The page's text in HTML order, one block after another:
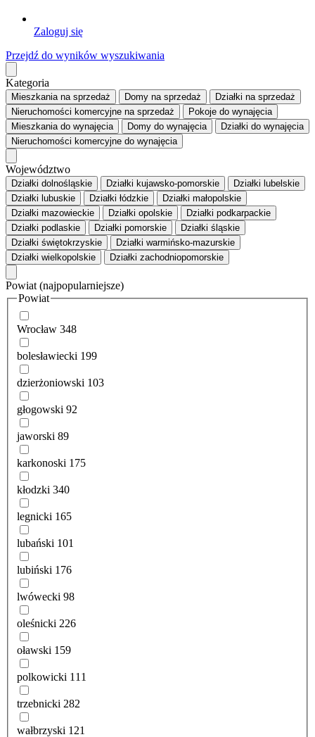
Zaloguj się
Przejdź do wyników wyszukiwania
Kategoria
Mieszkaniana sprzedaż Domy na sprzedaż Działki na sprzedaż
Nieruchomości komercyjne na sprzedaż Pokoje do wynajęcia
Mieszkaniado wynajęcia Domy do wynajęcia Działki do wynajęcia
Nieruchomości komercyjne do wynajęcia
Województwo
Działki dolnośląskie Działki kujawsko-pomorskie
Działki lubelskie
Działki lubuskie
Działki łódzkie
Działki małopolskie
Działki mazowieckie
Działki opolskie
Działki podkarpackie
Działki podlaskie
Działki pomorskie
Działki śląskie
Działki świętokrzyskie
Działki warmińsko-mazurskie
Działki wielkopolskie
Działki zachodniopomorskie
Powiat (najpopularniejsze)
Powiat
Wrocław 348
bolesławiecki 199
dzierżoniowski 103
głogowski 92
jaworski 89
karkonoski 175
kłodzki 340
legnicki 165
lubański 101
lubiński 176
lwówecki 98
oleśnicki 226
oławski 159
polkowicki 111
trzebnicki 282
wałbrzyski 121